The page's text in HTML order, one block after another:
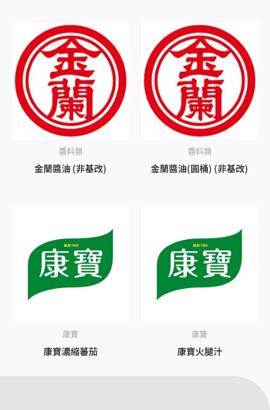
醬料類
金蘭醬油 (非基改)
醬料類
金蘭醬油(圓桶) (非基改)
康寶
康寶濃縮蕃茄
康寶
康寶火腿汁